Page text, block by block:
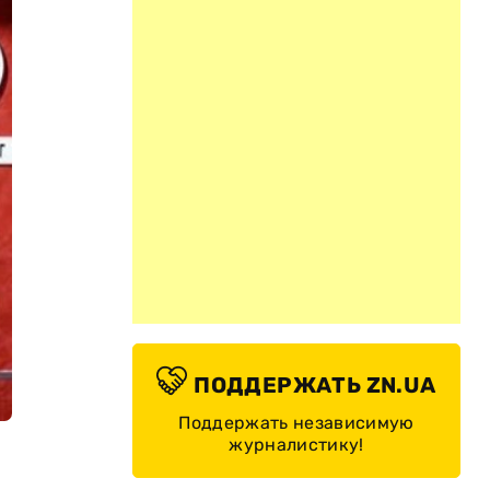
ПОДДЕРЖАТЬ ZN.UA
Поддержать независимую
журналистику!